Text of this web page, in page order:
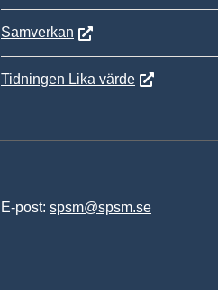
Samverkan
Tidningen Lika värde
E-post: spsm@spsm.se